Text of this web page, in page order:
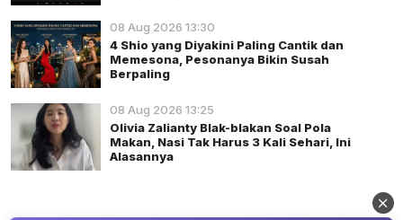
08 Aug 2026 13:30
4 Shio yang Diyakini Paling Cantik dan
Memesona, Pesonanya Bikin Susah
Berpaling
08 Aug 2026 13:25
Olivia Zalianty Blak-blakan Soal Pola
Makan, Nasi Tak Harus 3 Kali Sehari, Ini
Alasannya